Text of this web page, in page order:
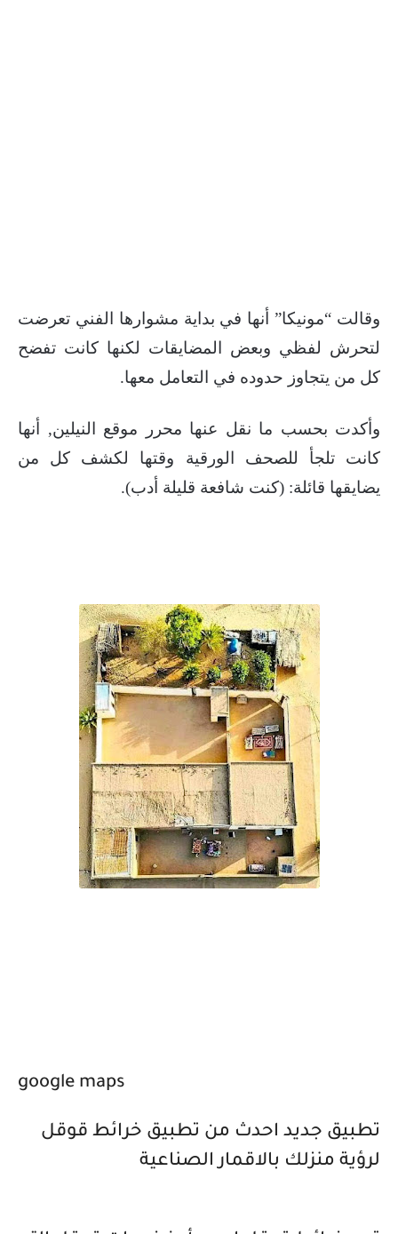
وقالت “مونيكا” أنها في بداية مشوارها الفني تعرضت
لتحرش لفظي وبعض المضايقات لكنها كانت تفضح
كل من يتجاوز حدوده في التعامل معها.
وأكدت بحسب ما نقل عنها محرر موقع النيلين, أنها
كانت تلجأ للصحف الورقية وقتها لكشف كل من
يضايقها قائلة: (كنت شافعة قليلة أدب).
google maps
تطبيق جديد احدث من تطبيق خرائط قوقل
لرؤية منزلك بالاقمار الصناعية